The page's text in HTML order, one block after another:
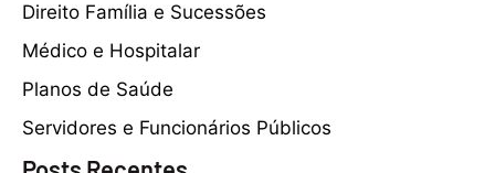
Direito Família e Sucessões
Médico e Hospitalar
Planos de Saúde
Servidores e Funcionários Públicos